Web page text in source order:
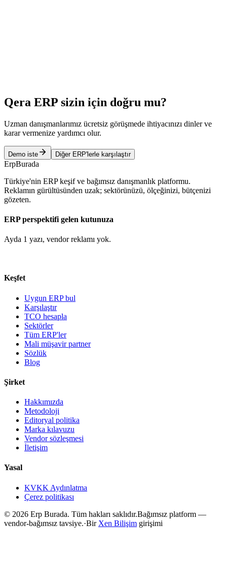
Qera ERP sizin için doğru mu?
Uzman danışmanlarımız ücretsiz görüşmede ihtiyacınızı dinler ve
karar vermenize yardımcı olur.
Demo iste Diğer ERP'lerle karşılaştır
ErpBurada
Türkiye'nin ERP keşif ve bağımsız danışmanlık platformu.
Reklamın gürültüsünden uzak; sektörünüzü, ölçeğinizi, bütçenizi
gözeten.
ERP perspektifi gelen kutunuza
Ayda 1 yazı, vendor reklamı yok.
Keşfet
Uygun ERP bul
Karşılaştır
TCO hesapla
Sektörler
Tüm ERP'ler
Mali müşavir partner
Sözlük
Blog
Şirket
Hakkımızda
Metodoloji
Editoryal politika
Marka kılavuzu
Vendor sözleşmesi
İletişim
Yasal
KVKK Aydınlatma
Çerez politikası
© 2026 Erp Burada. Tüm hakları saklıdır.Bağımsız platform —
vendor-bağımsız tavsiye.·Bir Xen Bilişim girişimi